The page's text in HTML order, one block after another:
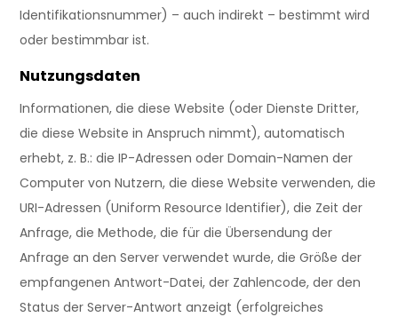
Identifikationsnummer) – auch indirekt – bestimmt wird
oder bestimmbar ist.
Nutzungsdaten
Informationen, die diese Website (oder Dienste Dritter,
die diese Website in Anspruch nimmt), automatisch
erhebt, z. B.: die IP-Adressen oder Domain-Namen der
Computer von Nutzern, die diese Website verwenden, die
URI-Adressen (Uniform Resource Identifier), die Zeit der
Anfrage, die Methode, die für die Übersendung der
Anfrage an den Server verwendet wurde, die Größe der
empfangenen Antwort-Datei, der Zahlencode, der den
Status der Server-Antwort anzeigt (erfolgreiches